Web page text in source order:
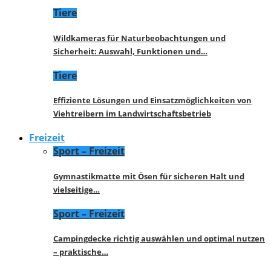
Tiere
Wildkameras für Naturbeobachtungen und
Sicherheit: Auswahl, Funktionen und…
Tiere
Effiziente Lösungen und Einsatzmöglichkeiten von
Viehtreibern im Landwirtschaftsbetrieb
Freizeit
Sport – Freizeit
Gymnastikmatte mit Ösen für sicheren Halt und
vielseitige…
Sport – Freizeit
Campingdecke richtig auswählen und optimal nutzen
– praktische…